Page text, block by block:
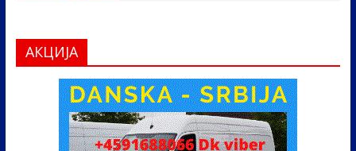
АКЦИЈА